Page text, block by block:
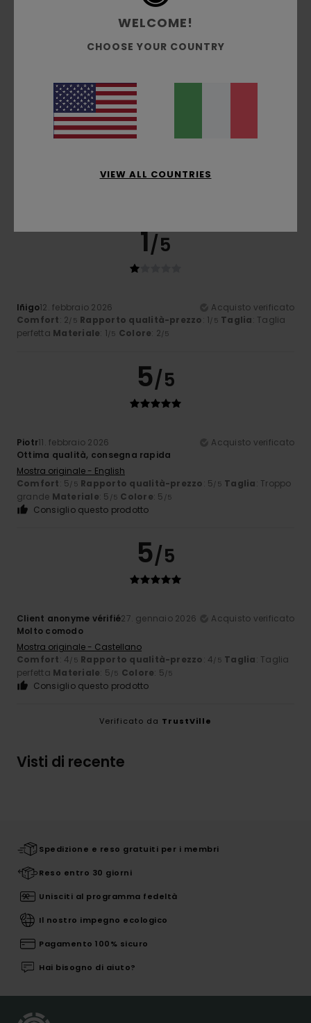
3.3
Taglia
Troppo piccoloTroppo grande
1/5
Iñigo12. febbraio 2026
Acquisto verificato
Comfort: 2/5 Rapporto qualità-prezzo: 1/5 Taglia: Taglia
perfetta Materiale: 1/5 Colore: 2/5
5/5
Piotr11. febbraio 2026
Acquisto verificato
Ottima qualità, consegna rapida
Mostra originale - English
Comfort: 5/5 Rapporto qualità-prezzo: 5/5 Taglia: Troppo
grande Materiale: 5 /5 Colore: 5 /5
Consiglio questo prodotto
5/5
Client anonyme vérifié27. gennaio 2026
Acquisto verificato
Molto comodo
Mostra originale - Castellano
Comfort: 4/5 Rapporto qualità-prezzo: 4/5 Taglia: Taglia
perfetta Materiale: 5/5 Colore: 5/5
Consiglio questo prodotto
Verificato da TrustVille
Visti di recente
Spedizione e reso gratuiti per i membri
Reso entro 30 giorni
Unisciti al programma fedeltà
Il nostro impegno ecologico
Pagamento 100% sicuro
Hai bisogno di aiuto?
WELCOME!
CHOOSE YOUR COUNTRY
VIEW ALL COUNTRIES